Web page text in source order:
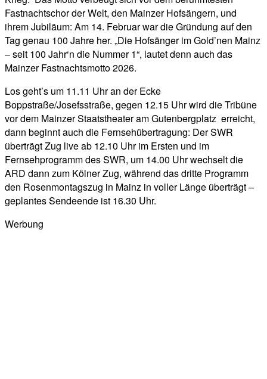
Fastnachtschor der Welt, den Mainzer Hofsängern, und
ihrem Jubiläum: Am 14. Februar war die Gründung auf den
Tag genau 100 Jahre her. „Die Hofsänger im Gold’nen Mainz
– seit 100 Jahr‘n die Nummer 1“, lautet denn auch das
Mainzer Fastnachtsmotto 2026.
Los geht’s um 11.11 Uhr an der Ecke
Boppstraße/Josefsstraße, gegen 12.15 Uhr wird die Tribüne
vor dem Mainzer Staatstheater am Gutenbergplatz erreicht,
dann beginnt auch die Fernsehübertragung: Der SWR
überträgt Zug live ab 12.10 Uhr im Ersten und im
Fernsehprogramm des SWR, um 14.00 Uhr wechselt die
ARD dann zum Kölner Zug, während das dritte Programm
den Rosenmontagszug in Mainz in voller Länge überträgt –
geplantes Sendeende ist 16.30 Uhr.
Werbung